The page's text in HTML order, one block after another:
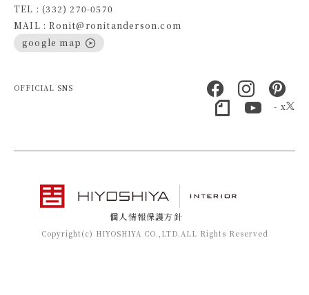
TEL : (332) 270-0570
MAIL : Ronit@ronitanderson.com
google map
OFFICIAL SNS
- x
個人情報保護方針
Copyright(c) HIYOSHIYA CO.,LTD.ALL Rights Reserved